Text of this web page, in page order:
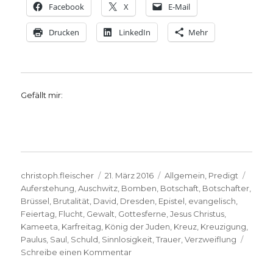
Facebook X E-Mail
Drucken LinkedIn Mehr
Gefällt mir:
Autor
christoph.fleischer
Veröffentlicht
am
21. März 2016 Kategorien
Allgemein Predigt
Auferstehung ,Auschwitz Bomben Botschaft Botschafter
Brüssel Brutalität David Dresden Epistel evangelisch
Feiertag Flucht Gewalt Gottesferne ,Jesus Christus
Kameeta Karfreitag König der Juden Kreuz Kreuzigung
Paulus Saul Schuld Sinnlosigkeit ,Trauer ,Verzweiflung
Schreibe einen Kommentarzu